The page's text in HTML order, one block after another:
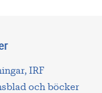
IRF
och böcker